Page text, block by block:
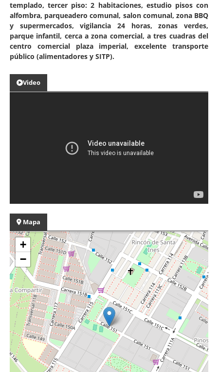
templado, tercer piso: 2 habitaciones, estudio pisos con
alfombra, parqueadero comunal, salon comunal, zona BBQ
y supermercados, vigilancia 24 horas, zonas verdes,
parque infantil, cerca a zona comercial, a tres cuadras del
centro comercial plaza imperial, excelente transporte
público (alimentadores y SITP).
Video
Mapa
+
−